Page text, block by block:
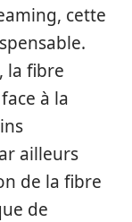
cette
la fibre
à la
ailleurs
de la fibre
de